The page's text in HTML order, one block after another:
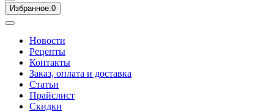
Избранное:0
Новости
Рецепты
Контакты
Заказ, оплата и доставка
Статьи
Прайслист
Скидки